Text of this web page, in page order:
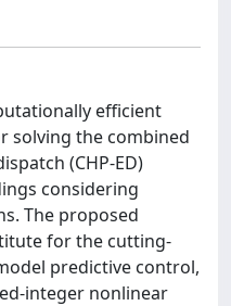
efficient
solving the combined
(CHP-ED)
considering
The proposed
for the cutting-
predictive control,
integer nonlinear